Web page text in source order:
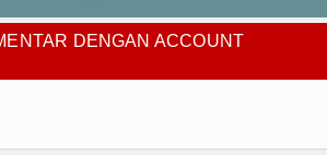
DENGAN ACCOUNT